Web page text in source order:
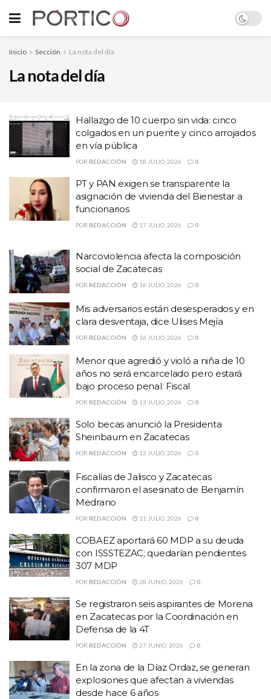
Inicio Sección La nota del día
La nota del día
Hallazgo de 10 cuerpo sin vida: cinco
colgados en un puente y cinco arrojados
en vía pública
POR REDACCIÓN 18 JULIO, 2026 0
PT y PAN exigen se transparente la
asignación de vivienda del Bienestar a
funcionarios
POR REDACCIÓN 17 JULIO, 2026 0
Narcoviolencia afecta la composición
social de Zacatecas
POR REDACCIÓN 16 JULIO, 2026 0
Mis adversarios están desesperados y en
clara desventaja, dice Ulises Mejía
POR REDACCIÓN 16 JULIO, 2026 0
Menor que agredió y violó a niña de 10
años no será encarcelado pero estará
bajo proceso penal: Fiscal
POR REDACCIÓN 13 JULIO, 2026 0
Solo becas anunció la Presidenta
Sheinbaum en Zacatecas
POR REDACCIÓN 12 JULIO, 2026 0
Fiscalías de Jalisco y Zacatecas
confirmaron el asesinato de Benjamín
Medrano
POR REDACCIÓN 11 JULIO, 2026 0
COBAEZ aportará 60 MDP a su deuda
con ISSSTEZAC; quedarían pendientes
307 MDP
POR REDACCIÓN 28 JUNIO, 2026 0
Se registraron seis aspirantes de Morena
en Zacatecas por la Coordinación en
Defensa de la 4T
POR REDACCIÓN 27 JUNIO, 2026 0
En la zona de la Díaz Ordaz, se generan
explosiones que afectan a viviendas
desde hace 6 años